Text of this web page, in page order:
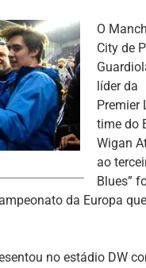
O
City de
líder da
Premier
time do
Wigan
ao
Blues”
da Europa
no estádio DW